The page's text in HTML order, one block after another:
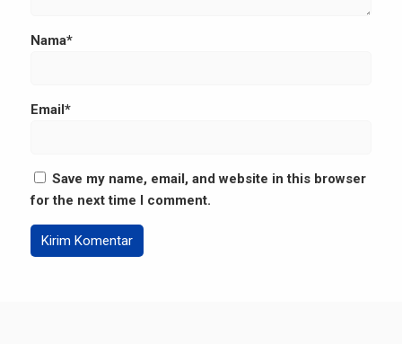
Nama*
Email*
Save my name, email, and website in this browser
for the next time I comment.